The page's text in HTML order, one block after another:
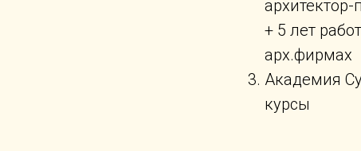
+ 5 лет
арх.фирмах
Академия
курсы